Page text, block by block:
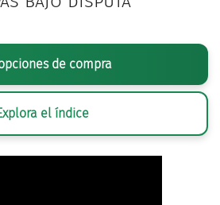
de compra
el índice